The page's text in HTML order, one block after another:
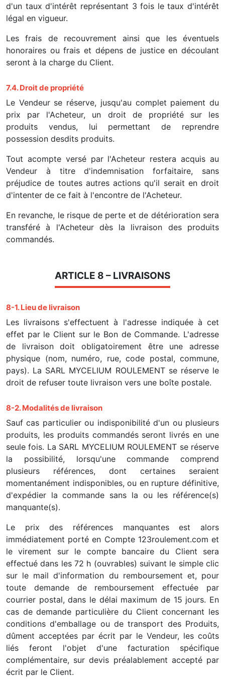
d'un taux d'intérêt représentant 3 fois le taux d'intérêt
légal en vigueur.
Les frais de recouvrement ainsi que les éventuels
honoraires ou frais et dépens de justice en découlant
seront à la charge du Client.
7.4. Droit de propriété
Le Vendeur se réserve, jusqu'au complet paiement du
prix par l'Acheteur, un droit de propriété sur les
produits vendus, lui permettant de reprendre
possession desdits produits.
Tout acompte versé par l'Acheteur restera acquis au
Vendeur à titre d'indemnisation forfaitaire, sans
préjudice de toutes autres actions qu'il serait en droit
d'intenter de ce fait à l'encontre de l'Acheteur.
En revanche, le risque de perte et de détérioration sera
transféré à l'Acheteur dès la livraison des produits
commandés.
ARTICLE 8 – LIVRAISONS
8-1. Lieu de livraison
Les livraisons s'effectuent à l'adresse indiquée à cet
effet par le Client sur le Bon de Commande. L'adresse
de livraison doit obligatoirement être une adresse
physique (nom, numéro, rue, code postal, commune,
pays). La SARL MYCELIUM ROULEMENT se réserve le
droit de refuser toute livraison vers une boîte postale.
8-2. Modalités de livraison
Sauf cas particulier ou indisponibilité d'un ou plusieurs
produits, les produits commandés seront livrés en une
seule fois. La SARL MYCELIUM ROULEMENT se réserve
la possibilité, lorsqu'une commande comprend
plusieurs références, dont certaines seraient
momentanément indisponibles, ou en rupture définitive,
d'expédier la commande sans la ou les référence(s)
manquante(s).
Le prix des références manquantes est alors
immédiatement porté en Compte 123roulement.com et
le virement sur le compte bancaire du Client sera
effectué dans les 72 h (ouvrables) suivant le simple clic
sur le mail d'information du remboursement et, pour
toute demande de remboursement effectuée par
courrier postal, dans le délai maximum de 15 jours. En
cas de demande particulière du Client concernant les
conditions d'emballage ou de transport des Produits,
dûment acceptées par écrit par le Vendeur, les coûts
liés feront l'objet d'une facturation spécifique
complémentaire, sur devis préalablement accepté par
écrit par le Client.